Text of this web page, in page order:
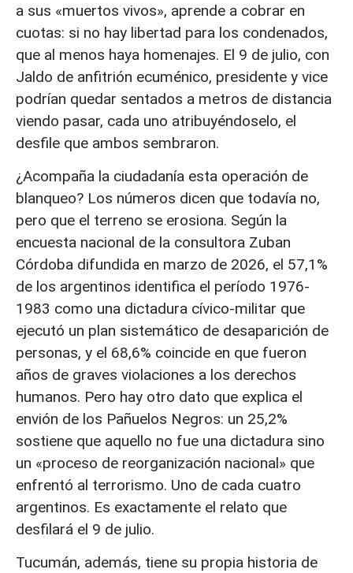
a sus «muertos vivos», aprende a cobrar en
cuotas: si no hay libertad para los condenados,
que al menos haya homenajes. El 9 de julio, con
Jaldo de anfitrión ecuménico, presidente y vice
podrían quedar sentados a metros de distancia
viendo pasar, cada uno atribuyéndoselo, el
desfile que ambos sembraron.
¿Acompaña la ciudadanía esta operación de
blanqueo? Los números dicen que todavía no,
pero que el terreno se erosiona. Según la
encuesta nacional de la consultora Zuban
Córdoba difundida en marzo de 2026, el 57,1%
de los argentinos identifica el período 1976-
1983 como una dictadura cívico-militar que
ejecutó un plan sistemático de desaparición de
personas, y el 68,6% coincide en que fueron
años de graves violaciones a los derechos
humanos. Pero hay otro dato que explica el
envión de los Pañuelos Negros: un 25,2%
sostiene que aquello no fue una dictadura sino
un «proceso de reorganización nacional» que
enfrentó al terrorismo. Uno de cada cuatro
argentinos. Es exactamente el relato que
desfilará el 9 de julio.
Tucumán, además, tiene su propia historia de